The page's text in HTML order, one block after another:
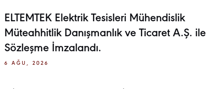
ELTEMTEK Elektrik Tesisleri Mühendislik
Müteahhitlik Danışmanlık ve Ticaret A.Ş. ile
Sözleşme İmzalandı.
6 AĞU, 2026